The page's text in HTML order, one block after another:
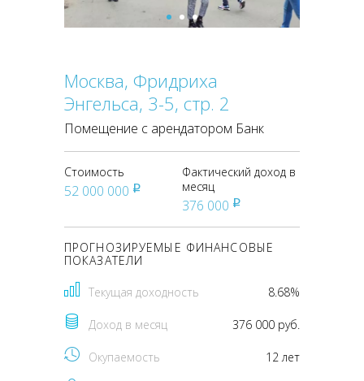
Москва, Фридриха
Энгельса, 3-5, стр. 2
Помещение с арендатором Банк
Стоимость
52 000 000 pуб
Фактический доход в
месяц
376 000 pуб
ПРОГНОЗИРУЕМЫЕ ФИНАНСОВЫЕ
ПОКАЗАТЕЛИ
Текущая доходность 8.68%
Доход в месяц 376 000 руб.
Окупаемость 12 лет